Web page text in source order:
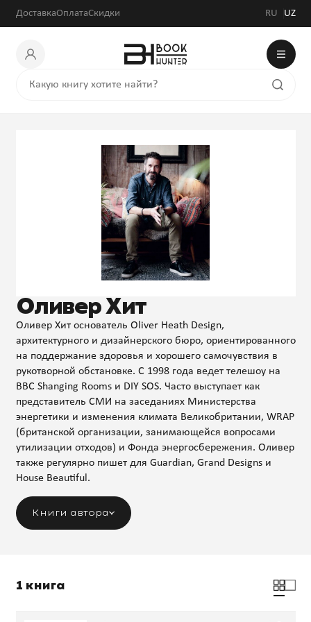
ДоставкаОплатаСкидки RU UZ
Оливер Хит
Оливер Хит основатель Oliver Heath Design,
архитектурного и дизайнерского бюро, ориентированного
на поддержание здоровья и хорошего самочувствия в
рукотворной обстановке. С 1998 года ведет телешоу на
BBC Shanging Rooms и DIY SOS. Часто выступает как
представитель СМИ на заседаниях Министерства
энергетики и изменения климата Великобритании, WRAP
(британской организации, занимающейся вопросами
утилизации отходов) и Фонда энергосбережения. Оливер
также регулярно пишет для Guardian, Grand Designs и
House Beautiful.
Книги автора
1 книга